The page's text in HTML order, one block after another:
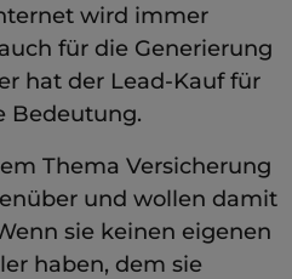
wird immer
für die Generierung
hat der Lead-Kauf für
Bedeutung.
Thema Versicherung
und wollen damit
sie keinen eigenen
haben, dem sie